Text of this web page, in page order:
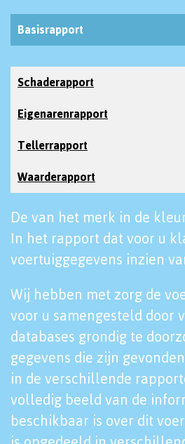
Basisrapport
Schaderapport
Eigenarenrapport
Tellerrapport
Waarderapport
De van het merk in de
In het rapport dat voor u
voertuiggegevens inzien
Wij hebben met zorg de
voor u samengesteld door
databases grondig te
gegevens die zijn
in de verschillende
volledig beeld van de
beschikbaar is over dit